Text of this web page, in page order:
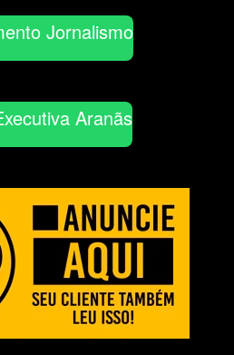
Jornalismo
Aranãs